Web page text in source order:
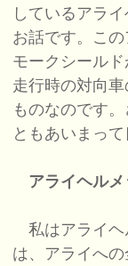
しているアラ
お話です。こ
モークシール
走行時の対向
ものなのです
ともあいまっ
アライヘル
私はアライヘ
は、アライへ